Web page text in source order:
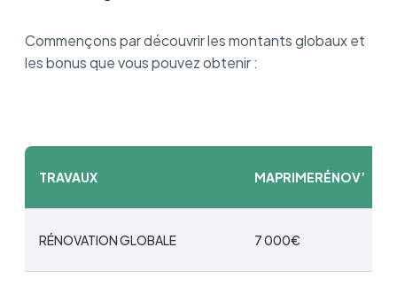
Commençons par découvrir les montants globaux et
les bonus que vous pouvez obtenir :
TRAVAUX MAPRIMERÉNOV’
RÉNOVATION GLOBALE 7 000€